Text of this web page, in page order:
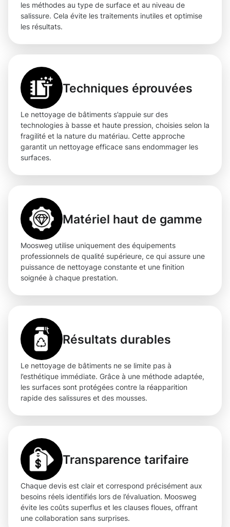
les méthodes au type de surface et au niveau de
salissure. Cela évite les traitements inutiles et optimise
les résultats.
Techniques éprouvées
Le nettoyage de bâtiments s’appuie sur des
technologies à basse et haute pression, choisies selon la
fragilité et la nature du matériau. Cette approche
garantit un nettoyage efficace sans endommager les
surfaces.
Matériel haut de gamme
Moosweg utilise uniquement des équipements
professionnels de qualité supérieure, ce qui assure une
puissance de nettoyage constante et une finition
soignée à chaque prestation.
Résultats durables
Le nettoyage de bâtiments ne se limite pas à
l’esthétique immédiate. Grâce à une méthode adaptée,
les surfaces sont protégées contre la réapparition
rapide des salissures et des mousses.
Transparence tarifaire
Chaque devis est clair et correspond précisément aux
besoins réels identifiés lors de l’évaluation. Moosweg
évite les coûts superflus et les clauses floues, offrant
une collaboration sans surprises.